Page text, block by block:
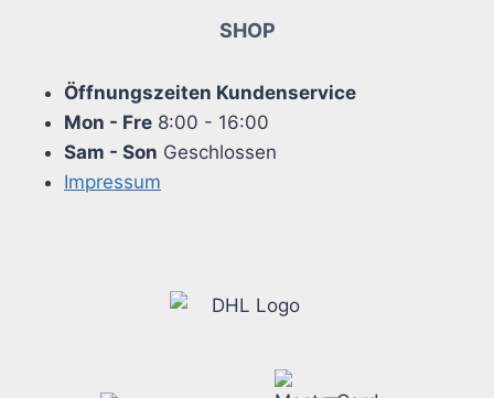
SHOP
Öffnungszeiten Kundenservice
Mon - Fre 8:00 - 16:00
Sam - Son Geschlossen
Impressum